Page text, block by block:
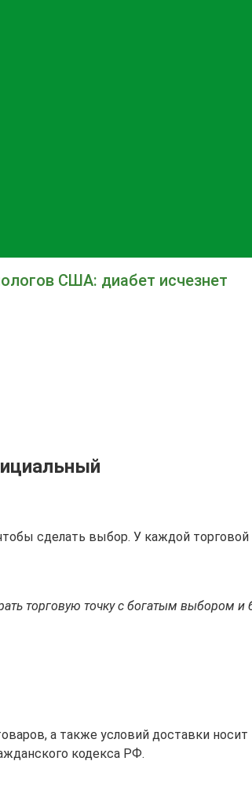
США: диабет исчезнет
сделать выбор. У каждой
торговую точку с богатым выбором и
а также условий доставки
кодекса РФ.